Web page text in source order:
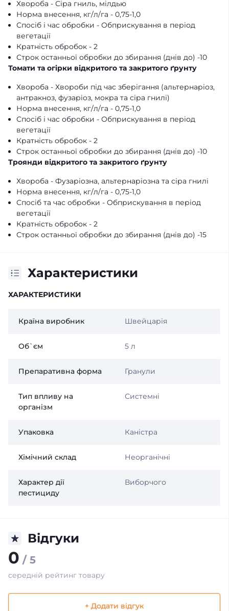
Хвороба - Сіра гниль, мілдью
Норма внесення, кг/л/га - 0,75-1,0
Спосіб і час обробки - Обприскування в період
вегетації
Кратність обробок - 2
Строк останньої обробки до збирання (днів до) -10
Томати та огірки відкритого та закритого ґрунту
Хвороба - Хвороби під час зберігання (альтернаріоз,
антракноз, фузаріоз, мокра та сіра гнилі)
Норма внесення, кг/л/га - 0,75-1,0
Спосіб і час обробки - Обприскування в період
вегетації
Кратність обробок - 2
Строк останньої обробки до збирання (днів до) -10
Троянди відкритого та закритого ґрунту
Хвороба - Фузаріозна, альтернаріозна та сіра гнилі
Норма внесення, кг/л/га - 0,75-1,0
Спосіб та час обробки - Обприскування в період
вегетації
Кратність обробок - 2
Строк останньої обробки до збирання (днів до) -15
Характеристики
ХАРАКТЕРИСТИКИ
Країна виробник Швейцарія
Об`єм 5 л
Препаративна форма Гранули
Тип впливу на
організм
Системні
Упаковка Каністра
Хімічний склад Неорганічні
Характер дії
пестициду
Виборчого
Відгуки
0 / 5
середній рейтинг товару
+ Додати відгук